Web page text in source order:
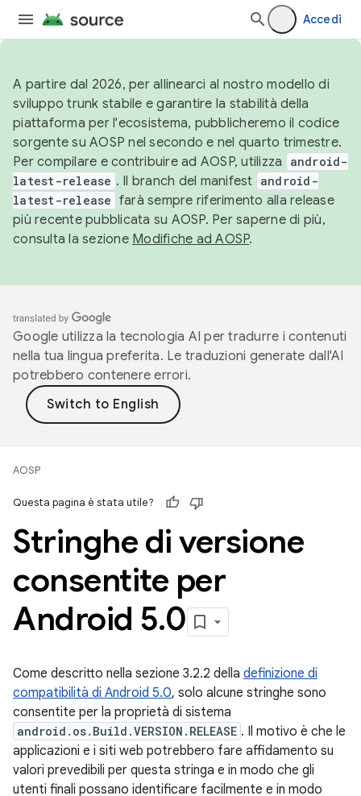
Accedi
A partire dal 2026, per allinearci al nostro modello di
sviluppo trunk stabile e garantire la stabilità della
piattaforma per l'ecosistema, pubblicheremo il codice
sorgente su AOSP nel secondo e nel quarto trimestre.
Per compilare e contribuire ad AOSP, utilizza
android-
latest-release . Il branch del manifest android-
latest-release farà sempre riferimento alla release
più recente pubblicata su AOSP. Per saperne di più,
consulta la sezione Modifiche ad AOSP.
Google utilizza la tecnologia AI per tradurre i contenuti
nella tua lingua preferita. Le traduzioni generate dall'AI
potrebbero contenere errori.
AOSP
Questa pagina è stata utile?
Stringhe di versione
consentite per
Android 5.0
Come descritto nella sezione 3.2.2 della definizione di
compatibilità di Android 5.0, solo alcune stringhe sono
consentite per la proprietà di sistema
android.os.Build.VERSION.RELEASE . Il motivo è che le
applicazioni e i siti web potrebbero fare affidamento su
valori prevedibili per questa stringa e in modo che gli
utenti finali possano identificare facilmente e in modo